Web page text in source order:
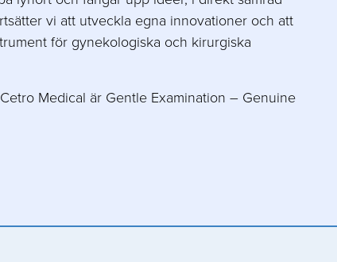
vi att utveckla egna innovationer och att
för gynekologiska och kirurgiska
Medical är Gentle Examination – Genuine